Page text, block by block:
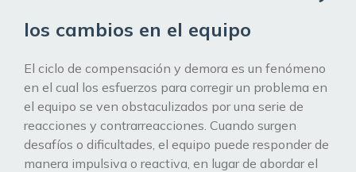
los cambios en el equipo
El ciclo de compensación y demora es un fenómeno
en el cual los esfuerzos para corregir un problema en
el equipo se ven obstaculizados por una serie de
reacciones y contrarreacciones. Cuando surgen
desafíos o dificultades, el equipo puede responder de
manera impulsiva o reactiva, en lugar de abordar el